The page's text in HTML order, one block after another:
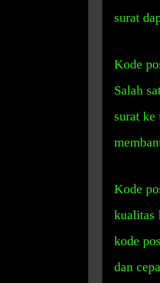
surat
Kode
Salah
surat
Kode
kualitas
kode
dan